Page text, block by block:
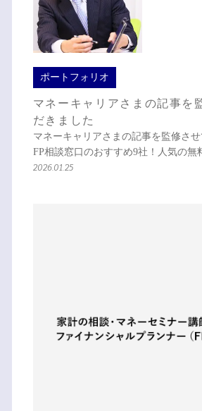
ポートフォリオ
マネーキャリアさまの記事を
だきました
マネーキャリアさまの記事を監修さ
FP相談窓口のおすすめ9社！人気の
2026.01.25